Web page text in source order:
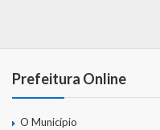
Prefeitura Online
O Município